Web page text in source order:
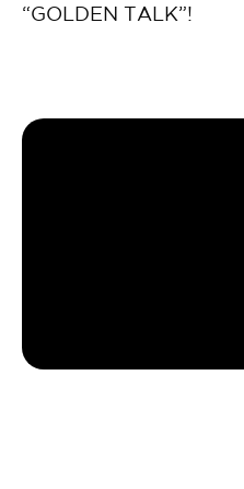
“GOLDEN TALK”!